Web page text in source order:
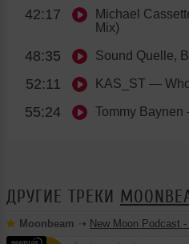
42:17 Michael
Mix)
48:35 Sound Quelle,
52:11 KAS_ST —
55:24 Tommy Baynen
ДРУГИЕ ТРЕКИ
Moonbeam ➝ New Moon Podcast